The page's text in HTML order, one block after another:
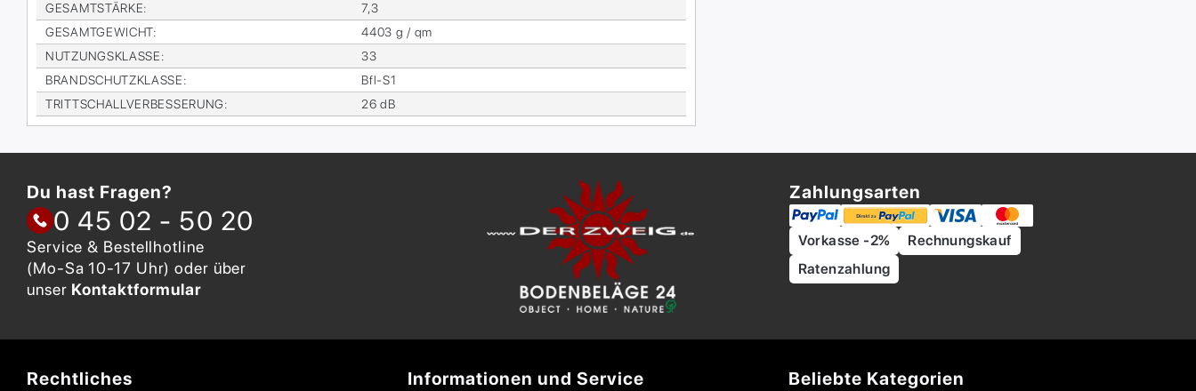
GE­SAMT­STÄR­KE:
7,3
GE­SAMT­GE­WICHT:
4403 g / qm
NUT­ZUNGS­KLAS­SE:
33
BRAND­SCHUTZ­KLAS­SE:
Bfl-S1
TRITT­SCHALL­VER­BES­SE­RUNG: 26 dB
Du hast Fragen?
0 45 02 - 50 20
Service & Bestellhotline
(Mo-Sa 10-17 Uhr) oder über
unser Kontaktformular
Zahlungsarten
Vorkasse -2%
Rechnungskauf
Ratenzahlung
Rechtliches Informationen und Service Beliebte Kategorien